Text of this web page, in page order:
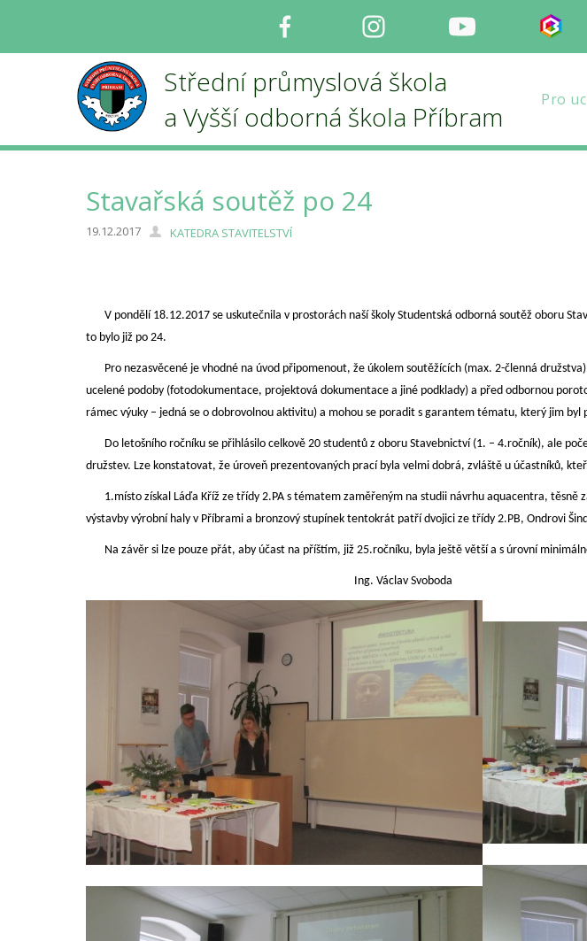
Youtube
Střední průmyslová škola
a Vyšší odborná škola Příbram
Pro
Stavařská soutěž po 24
19.12.2017 KATEDRA STAVITELSTVÍ
V pondělí 18.12.2017 se uskutečnila v prostorách naší školy Studentská odborná soutěž oboru
to bylo již po 24.
Pro nezasvěcené je vhodné na úvod připomenout, že úkolem soutěžících (max. 2-členná
ucelené podoby (fotodokumentace, projektová dokumentace a jiné podklady) a před odbornou
rámec výuky – jedná se o dobrovolnou aktivitu) a mohou se poradit s garantem tématu, který jim byl
Do letošního ročníku se přihlásilo celkově 20 studentů z oboru Stavebnictví (1. – 4.ročník), ale
družstev. Lze konstatovat, že úroveň prezentovaných prací byla velmi dobrá, zvláště u
1.místo získal Láďa Kříž ze třídy 2.PA s tématem zaměřeným na studii návrhu aquacentra, těsně
výstavby výrobní haly v Příbrami a bronzový stupínek tentokrát patří dvojici ze třídy 2.PB, Ondrovi
Na závěr si lze pouze přát, aby účast na příštím, již 25.ročníku, byla ještě větší a s úrovní
Ing. Václav Svoboda